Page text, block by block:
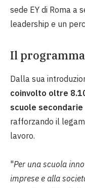
sede EY di Roma a
leadership e un
Il
Dalla sua
coinvolto oltre
scuole
rafforzando il
lavoro.
"Per una scuola
imprese e alla